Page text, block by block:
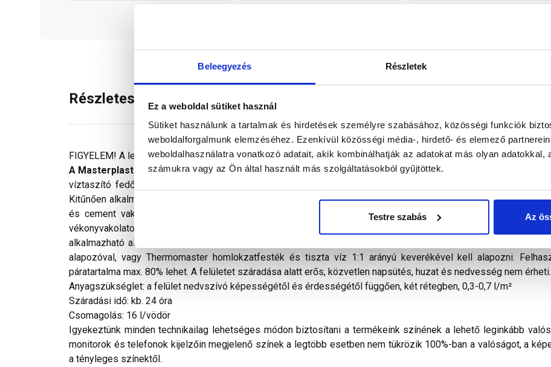
Beleegyezés Részletek
Ez a weboldal sütiket használ
Sütiket használunk a tartalmak és hirdetések személyre szabásához, közösségi funkciók
weboldalforgalmunk elemzéséhez. Ezenkívül közösségi média-, hirdető- és elemező
weboldalhasználatra vonatkozó adatait, akik kombinálhatják az adatokat más olyan adatokkal,
számukra vagy az Ön által használt más szolgáltatásokból gyűjtöttek.
Testre szabás Az
Részletes leírás
FIGYELEM! A leírás végén fontos információkat talál a termékkel kapcsolatban. Kérjük, figyelmesen olvassa el!
A Masterplast Thermomaster szilikon vékonyvakolatszáladalékokat tartalmazó, akrilgyanta bázisú, kiváló
víztaszító fedőfesték, amely füstgázokkal, UV-sugárzással és egyéb légköri hatásokkal szemben is
Kitűnően alkalmazható megfelelően szilárd, felületkialakítását tekintve durva, illetve simított, javított
és cement vakolatok, legalább két hónapos vakolatlan beton homlokzatfelületek), továbbá régi, jól
vékonyvakolatok felújító dekoratív fedőrétegeként, lábazati sík felett, vízszigeteléssel védett függőleges
alkalmazható algával vagy penésszel fertőzött homlokzatfelületek karbantartó festésére is. A festendő
alapozóval, vagy Thermomaster homlokzatfesték és tiszta víz 1:1 arányú keverékével kell alapozni.
páratartalma max. 80% lehet. A felületet száradása alatt erős, közvetlen napsütés, huzat és nedvesség nem érheti.
Anyagszükséglet: a felület nedvszívó képességétől és érdességétől függően, két rétegben, 0,3-0,7 l/m²
Száradási idő: kb. 24 óra
Csomagolás: 16 l/vödör
Igyekeztünk minden technikailag lehetséges módon biztosítani a termékeink színének a lehető leginkább
monitorok és telefonok kijelzőin megjelenő színek a legtöbb esetben nem tükrözik 100%-ban a valóságot, a
a tényleges színektől.